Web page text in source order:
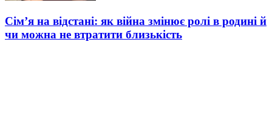
Сім’я на відстані: як війна змінює ролі в родині й
чи можна не втратити близькість